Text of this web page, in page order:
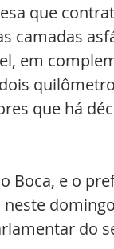
que
camadas
em
que há
Boca, e o
do